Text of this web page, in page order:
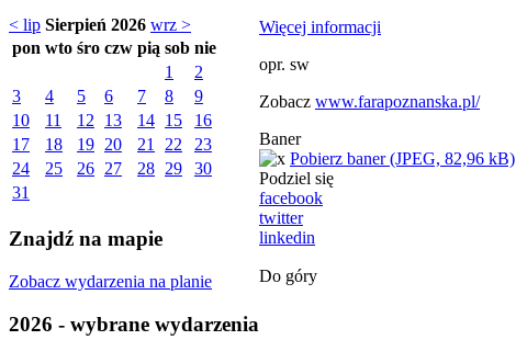
< lip Sierpień 2026 wrz >
pon wto śro czw pią sob nie
1
2
3
4 5 6 7 8
9
10
11 12 13 14 15
16
17
18 19 20 21 22
23
24
25 26 27 28 29
30
31
Znajdź na mapie
Zobacz wydarzenia na planie
2026 - wybrane wydarzenia
Więcej informacji
opr. sw
Zobacz www.farapoznanska.pl/
Baner
Pobierz baner (JPEG, 82,96 kB)
Podziel się
facebook
twitter
linkedin
Do góry